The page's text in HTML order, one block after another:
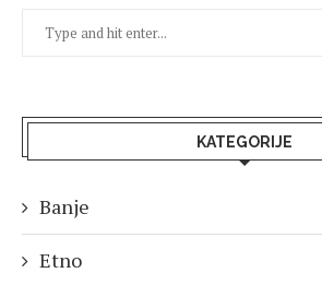
KATEGORIJE
Banje
Etno